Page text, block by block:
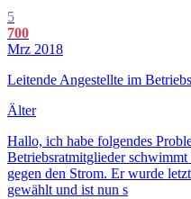
5
700
Mrz 2018
Leitende Angestellte im
Älter
Hallo, ich habe folgendes
Betriebsratmitglieder
gegen den Strom. Er wurde
gewählt und ist nun s